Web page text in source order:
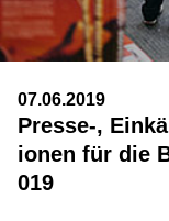
07.06.2019
Presse-,
ionen für die
019